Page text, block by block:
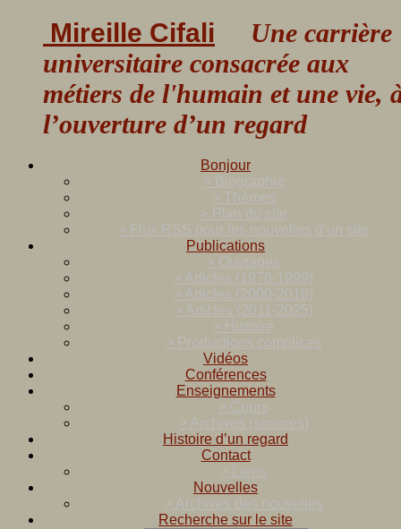
Mireille Cifali Une carrière
universitaire consacrée aux
métiers de l'humain et une vie,
l’ouverture d’un regard
Bonjour
> Biographie
> Thèmes
> Plan du site
> Flux RSS pour les nouvelles d’un site
Publications
> Ouvrages
> Articles (1976-1999)
> Articles (2000-2010)
> Articles (2011-2025)
> Histoire
> Productions complices
Vidéos
Conférences
Enseignements
> Cours
> Archives (sonores)
Histoire d’un regard
Contact
> Liens
Nouvelles
> Archives des nouvelles
Recherche sur le site